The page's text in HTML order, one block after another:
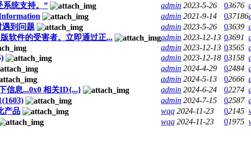
系统支持。”
admin 2023-5-26 03676
admin 2021-9-14 037186
遇到问题
admin 2023-5-26 03639
软件的受害者。立即通过正...
admin 2023-12-13 03691
admin 2023-12-13 03565
admin 2023-12-18 03158
admin 2024-4-29 02484
admin 2024-5-13 02666
信息...0x0 相关ID{...}
admin 2024-6-24 02274
admin 2024-7-15 02587
产品
wqq 2024-11-23 02145
wqq 2024-11-23 01975